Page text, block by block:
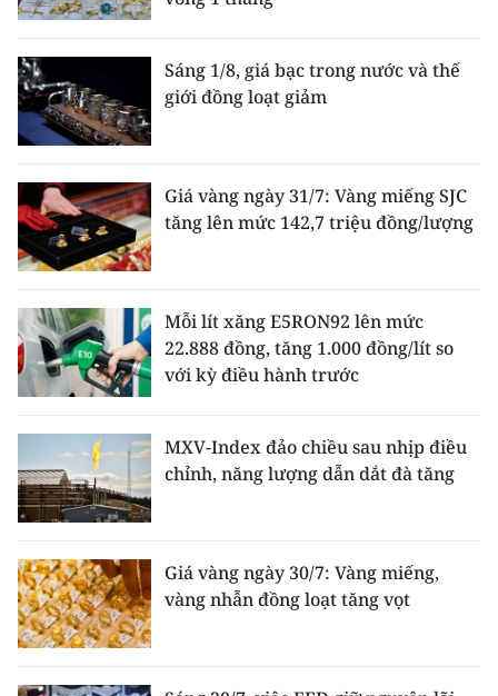
Sáng 1/8, giá bạc trong nước và thế
giới đồng loạt giảm
Giá vàng ngày 31/7: Vàng miếng SJC
tăng lên mức 142,7 triệu đồng/lượng
Mỗi lít xăng E5RON92 lên mức
22.888 đồng, tăng 1.000 đồng/lít so
với kỳ điều hành trước
MXV-Index đảo chiều sau nhịp điều
chỉnh, năng lượng dẫn dắt đà tăng
Giá vàng ngày 30/7: Vàng miếng,
vàng nhẫn đồng loạt tăng vọt